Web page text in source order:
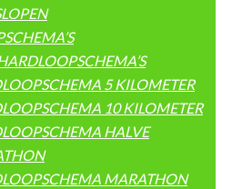
5 KILOMETER
10 KILOMETER
HALVE
MARATHON